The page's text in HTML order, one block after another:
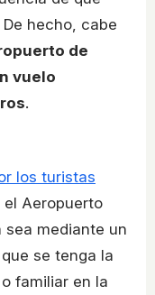
hecho, cabe
de
vuelo
.
los turistas
el Aeropuerto
sea mediante un
se tenga la
familiar en la